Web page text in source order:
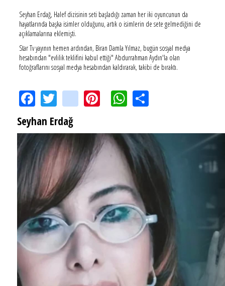
Seyhan Erdağ, Halef dizisinin seti başladığı zaman her iki oyuncunun da
hayatlarında başka isimler olduğunu, artık o isimlerin de sete gelmediğini de
açıklamalarına eklemişti.
Star Tv yayının hemen ardından, Biran Damla Yılmaz, bugün sosyal medya
hesabından "evlilik teklifini kabul ettiği" Abdurrahman Aydın'la olan
fotoğraflarını sosyal medya hesabından kaldırarak, takibi de bıraktı.
FacebookTwitterinstagramPinterestWhatsApp
Seyhan Erdağ
SEYHAN ERDAĞ YAZDI: Peki Mehmet Ali Erbil bu evliliği neden yaptı?